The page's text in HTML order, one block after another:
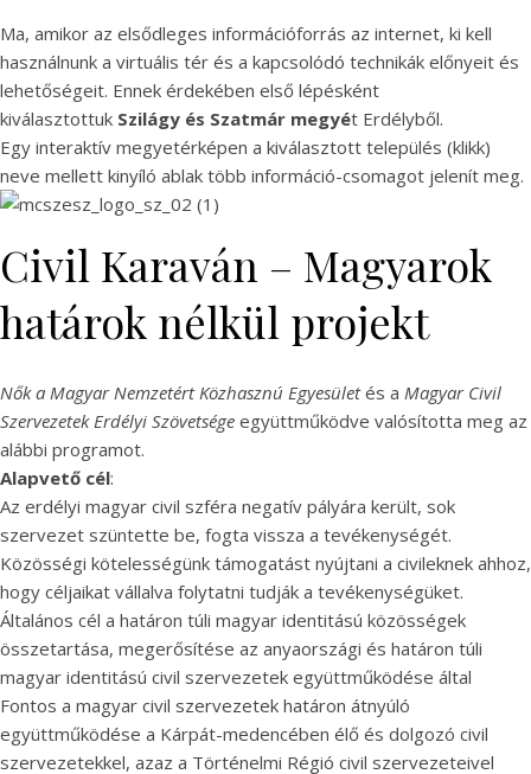
Ma, amikor az elsődleges információforrás az internet, ki kell
használnunk a virtuális tér és a kapcsolódó technikák előnyeit és
lehetőségeit. Ennek érdekében első lépésként
kiválasztottuk Szilágy és Szatmár megyét Erdélyből.
Egy interaktív megyetérképen a kiválasztott település (klikk)
neve mellett kinyíló ablak több információ-csomagot jelenít meg.
Civil Karaván – Magyarok
határok nélkül projekt
Nők a Magyar Nemzetért Közhasznú Egyesületés a Magyar Civil
Szervezetek Erdélyi Szövetsége együttműködve valósította meg az
alábbi programot.
Alapvető cél:
Az erdélyi magyar civil szféra negatív pályára került, sok
szervezet szüntette be, fogta vissza a tevékenységét.
Közösségi kötelességünk támogatást nyújtani a civileknek ahhoz,
hogy céljaikat vállalva folytatni tudják a tevékenységüket.
Általános cél a határon túli magyar identitású közösségek
összetartása, megerősítése az anyaországi és határon túli
magyar identitású civil szervezetek együttműködése által
Fontos a magyar civil szervezetek határon átnyúló
együttműködése a Kárpát-medencében élő és dolgozó civil
szervezetekkel, azaz a Történelmi Régió civil szervezeteivel